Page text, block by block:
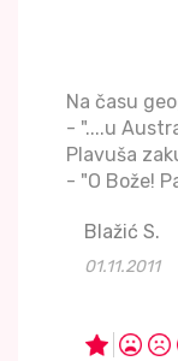
Na času
- "....u
Plavuša
- "O Bože!
Blažić S.
01.11.2011